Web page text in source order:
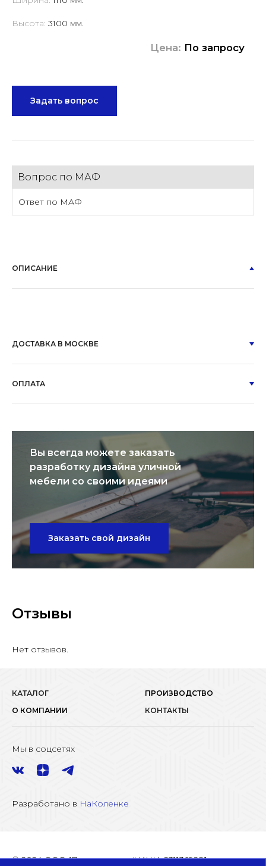
Высота: 3100 мм.
Цена: По запросу
Задать вопрос
Вопрос по МАФ
Ответ по МАФ
ОПИСАНИЕ
ДОСТАВКА В МОСКВЕ
ОПЛАТА
Вы всегда можете заказать
разработку дизайна уличной
мебели со своими идеями
Заказать свой дизайн
Отзывы
Нет отзывов.
КАТАЛОГ
ПРОИЗВОДСТВО
О КОМПАНИИ
КОНТАКТЫ
Мы в соцсетях
Разработано в НаКоленке
© 2024 ООО "Линии города" ИНН: 2311369281